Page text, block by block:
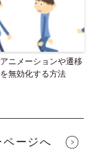
ニメーションや遷移
無効化する方法
ページへ